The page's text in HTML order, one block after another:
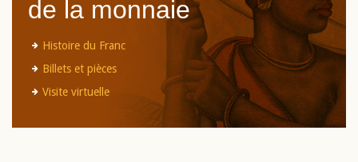
de la monnaie
Histoire du Franc
Billets et pièces
Visite virtuelle